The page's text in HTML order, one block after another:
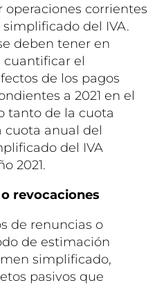
corrientes
del IVA.
deben tener en
el
de los pagos
a 2021 en el
tanto de la cuota
cuota anual del
del IVA
2021.
revocaciones
de renuncias o
de estimación
simplificado,
pasivos que